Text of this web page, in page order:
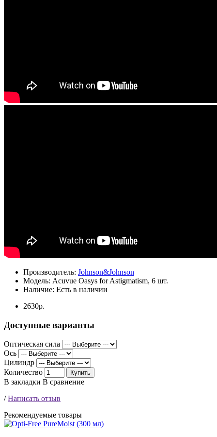
Производитель: Johnson&Johnson
Модель: Acuvue Oasys for Astigmatism, 6 шт.
Наличие: Есть в наличии
2630р.
Доступные варианты
Оптическая сила
Ось
Цилиндр
Количество
Купить
В закладки В сравнение
/Написать отзыв
Рекомендуемые товары